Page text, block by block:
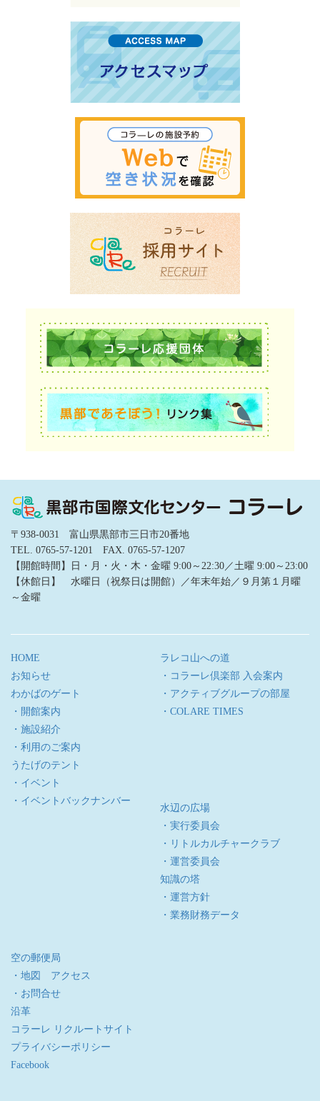
〒938-0031 富山県黒部市三日市20番地
TEL. 0765-57-1201 FAX. 0765-57-1207
【開館時間】日・月・火・木・金曜 9:00～22:30／土曜 9:00～23:00
【休館日】 水曜日（祝祭日は開館）／年末年始／９月第１月曜
～金曜
HOME
お知らせ
わかばのゲート
・開館案内
・施設紹介
・利用のご案内
うたげのテント
・イベント
・イベントバックナンバー
ラレコ山への道
・コラーレ倶楽部 入会案内
・アクティブグループの部屋
・COLARE TIMES
水辺の広場
・実行委員会
・リトルカルチャークラブ
・運営委員会
知識の塔
・運営方針
・業務財務データ
空の郵便局
・地図 アクセス
・お問合せ
沿革
コラーレ リクルートサイト
プライバシーポリシー
Facebook